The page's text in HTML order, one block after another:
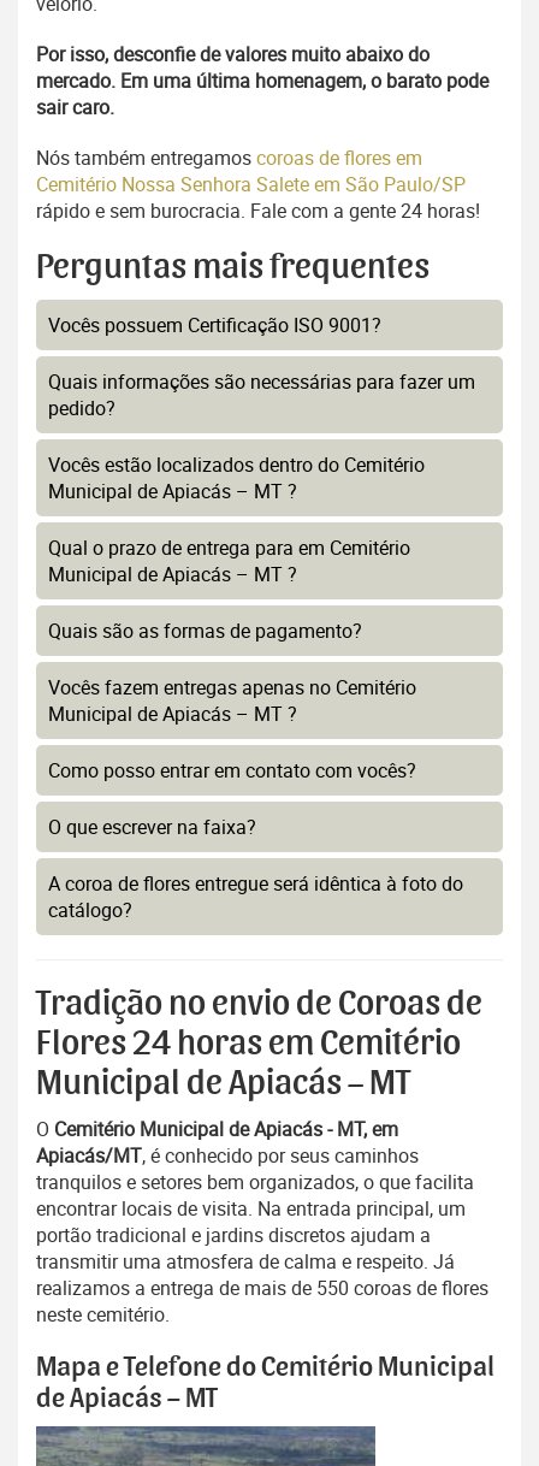
Por isso, desconfie de valores muito abaixo do
mercado. Em uma última homenagem, o barato pode
sair caro.
Nós também entregamoscoroas de flores em
Cemitério Nossa Senhora Salete em São Paulo/SP
rápido e sem burocracia. Fale com a gente 24 horas!
Perguntas mais frequentes
Vocês possuem Certificação ISO 9001?
Quais informações são necessárias para fazer um
pedido?
Vocês estão localizados dentro do Cemitério
Municipal de Apiacás – MT ?
Qual o prazo de entrega para em Cemitério
Municipal de Apiacás – MT ?
Quais são as formas de pagamento?
Vocês fazem entregas apenas no Cemitério
Municipal de Apiacás – MT ?
Como posso entrar em contato com vocês?
O que escrever na faixa?
A coroa de flores entregue será idêntica à foto do
catálogo?
Tradição no envio de Coroas de
Flores 24 horas em Cemitério
Municipal de Apiacás – MT
O Cemitério Municipal de Apiacás - MT, em
Apiacás/MT, é conhecido por seus caminhos
tranquilos e setores bem organizados, o que facilita
encontrar locais de visita. Na entrada principal, um
portão tradicional e jardins discretos ajudam a
transmitir uma atmosfera de calma e respeito. Já
realizamos a entrega de mais de 550 coroas de flores
neste cemitério.
Mapa e Telefone do Cemitério Municipal
de Apiacás – MT